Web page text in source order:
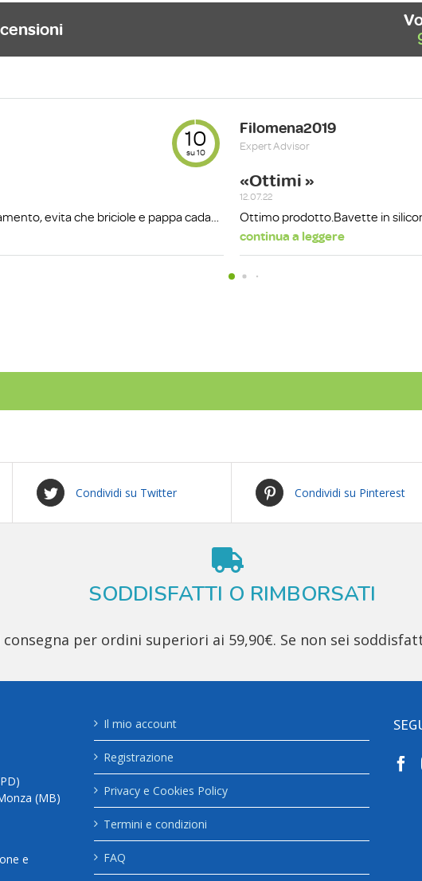
Condividi su Twitter Condividi su Pinterest
SODDISFATTI O RIMBORSATI
per ordini superiori ai 59,90€. Se non sei
(MB)
e
Il mio account
Registrazione
Privacy e Cookies Policy
Termini e condizioni
FAQ